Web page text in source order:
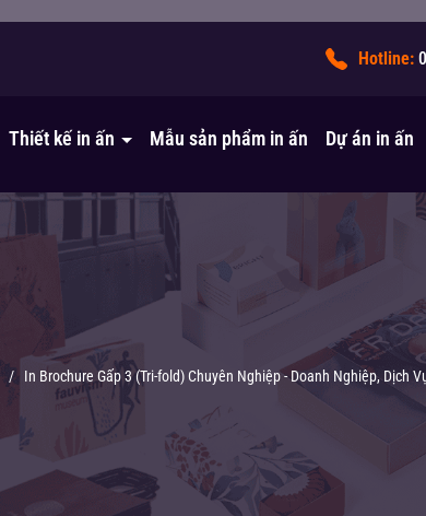
Hotline:
Thiết kế in ấn Mẫu sản phẩm in ấn Dự án in ấn
/ In Brochure Gấp 3 (Tri-fold) Chuyên Nghiệp - Doanh Nghiệp, Dịch